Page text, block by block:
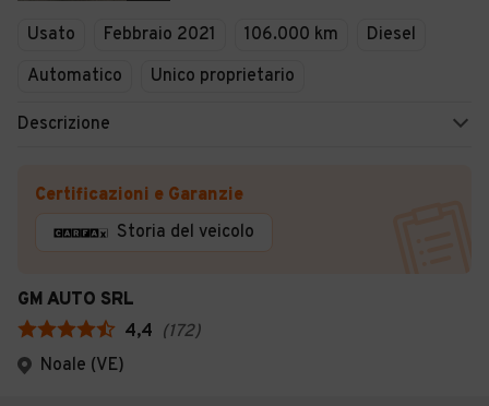
Usato Febbraio 2021 106.000 km
Diesel
Automatico
Unico proprietario
Descrizione
Certificazioni e Garanzie
Storia del veicolo
GM AUTO SRL
4,4 (172)
Noale (VE)